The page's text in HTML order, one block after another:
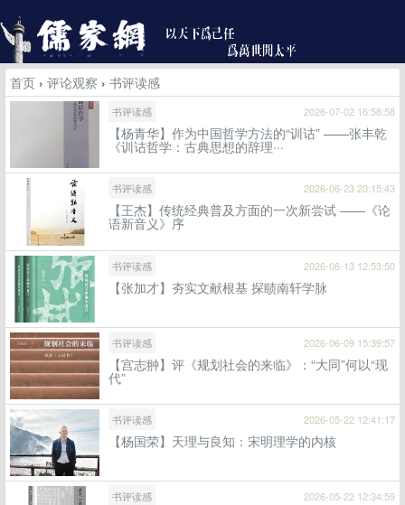
首页 › 评论观察 › 书评读感
书评读感 2026-07-02 16:58:58
【杨青华】作为中国哲学方法的“训诂” ——张丰乾
《训诂哲学：古典思想的辞理···
书评读感 2026-06-23 20:15:43
【王杰】传统经典普及方面的一次新尝试 ——《论
语新音义》序
书评读感 2026-06-13 12:53:50
【张加才】夯实文献根基 探赜南轩学脉
书评读感 2026-06-09 15:39:57
【宫志翀】评《规划社会的来临》：“大同”何以“现
代”
书评读感 2026-05-22 12:41:17
【杨国荣】天理与良知：宋明理学的内核
书评读感 2026-05-22 12:34:59